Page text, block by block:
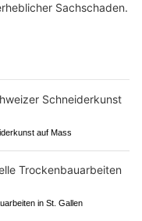
Sachschaden.
auf Mass
in St. Gallen